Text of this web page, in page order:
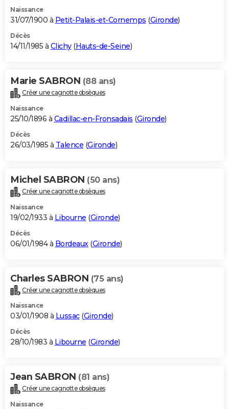
Naissance
31/07/1900 à Petit-Palais-et-Cornemps (Gironde)
Décès
14/11/1985 à Clichy(Hauts-de-Seine)
Marie SABRON (88 ans)
Créer une cagnotte obsèques
Naissance
25/10/1896 à Cadillac-en-Fronsadais (Gironde)
Décès
26/03/1985 à Talence (Gironde)
Michel SABRON (50 ans)
Créer une cagnotte obsèques
Naissance
19/02/1933 à Libourne (Gironde)
Décès
06/01/1984 à Bordeaux (Gironde)
Charles SABRON (75 ans)
Créer une cagnotte obsèques
Naissance
03/01/1908 à Lussac(Gironde)
Décès
28/10/1983 à Libourne (Gironde)
Jean SABRON (81 ans)
Créer une cagnotte obsèques
Naissance